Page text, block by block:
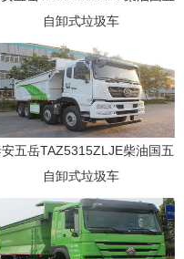
自卸式垃圾车
五岳TAZ5315ZLJE柴油国五
自卸式垃圾车